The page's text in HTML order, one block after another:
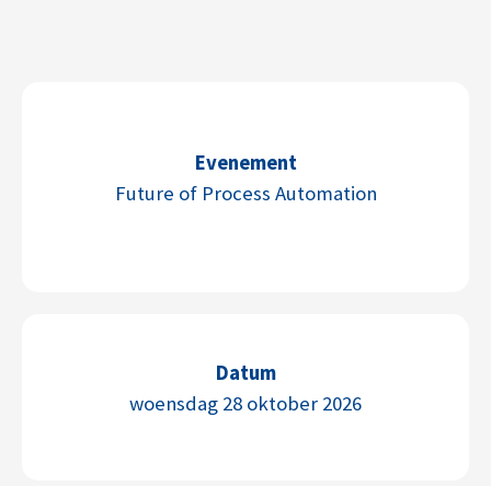
Evenement
Future of Process Automation
Datum
woensdag 28 oktober 2026